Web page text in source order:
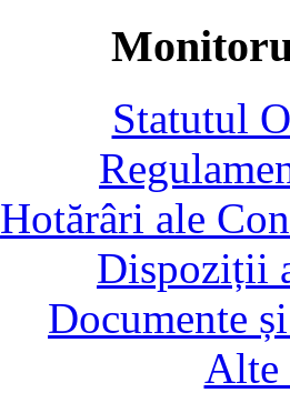
Statutul
Hotărâri ale
Dispoziții
Documente
Alte